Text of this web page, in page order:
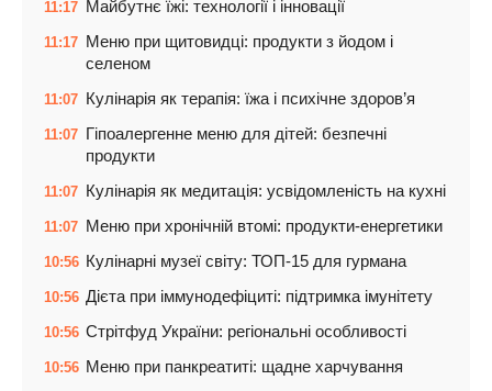
11:17 Майбутнє їжі: технології і інновації
11:17 Меню при щитовидці: продукти з йодом і
селеном
11:07 Кулінарія як терапія: їжа і психічне здоров’я
11:07 Гіпоалергенне меню для дітей: безпечні
продукти
11:07 Кулінарія як медитація: усвідомленість на кухні
11:07 Меню при хронічній втомі: продукти-енергетики
10:56 Кулінарні музеї світу: ТОП-15 для гурмана
10:56 Дієта при іммунодефіциті: підтримка імунітету
10:56 Стрітфуд України: регіональні особливості
10:56 Меню при панкреатиті: щадне харчування